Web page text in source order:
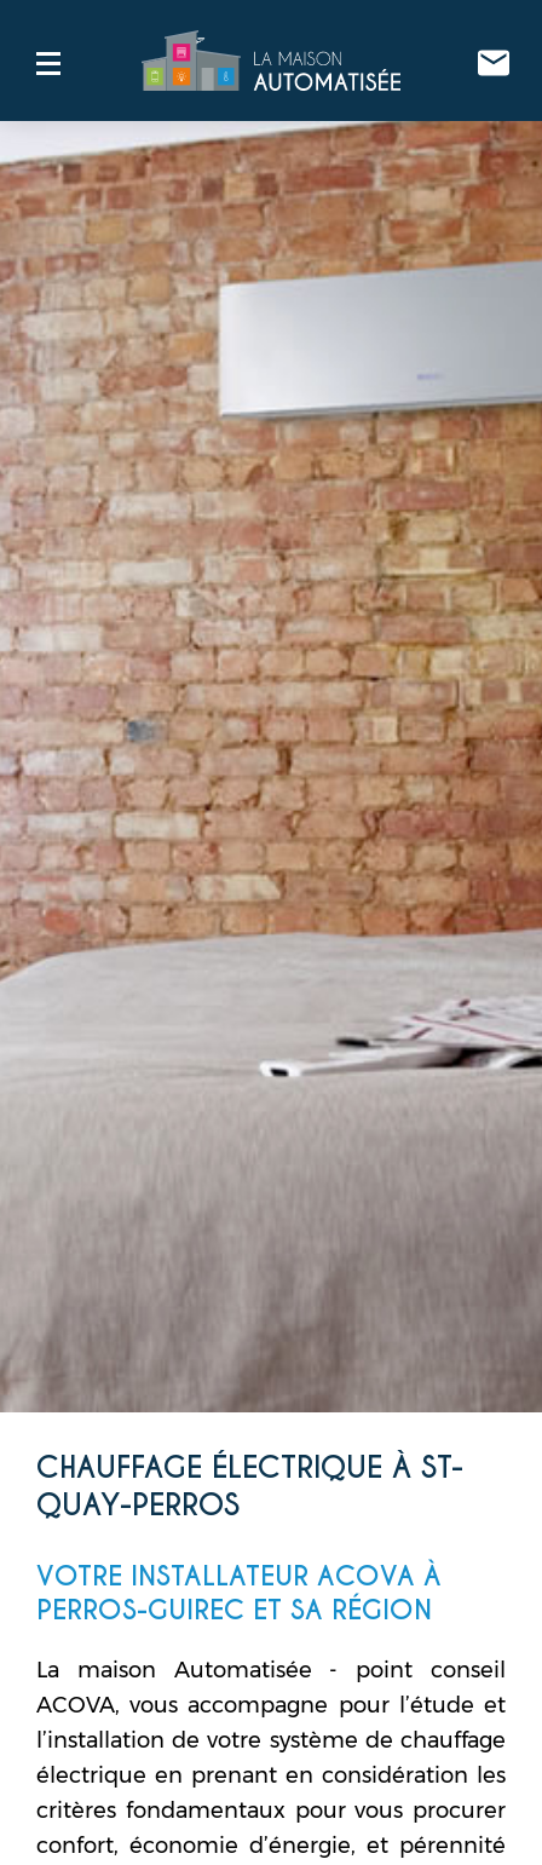
ACCUEIL
DOMOTIQUE
SÉCURITÉ
ELECTRICITÉ
AUTOMATISME
RÉALISATIONS
CONTACT
CHAUFFAGE ÉLECTRIQUE À ST-
QUAY-PERROS
VOTRE INSTALLATEUR ACOVA À
PERROS-GUIREC ET SA RÉGION
La maison Automatisée - point conseil
ACOVA, vous accompagne pour l’étude et
l’installation de votre système de chauffage
électrique en prenant en considération les
critères fondamentaux pour vous procurer
confort, économie d’énergie, et pérennité